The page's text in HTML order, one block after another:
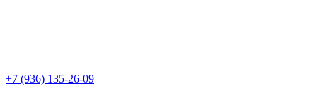
+7 (936) 135-26-09